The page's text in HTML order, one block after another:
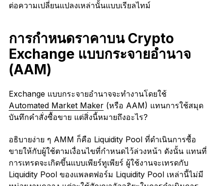
ต่อความเปลี่ยนแปลงเหล่านั้นแบบเรียลไทม์
การกำหนดราคาบน Crypto
Exchange แบบกระจายอำนาจ
(AAM)
Exchange แบบกระจายอำนาจจะทำงานโดยใช้
Automated Market Maker(หรือ AAM) แทนการใช้สมุด
บันทึกคำสั่งซื้อขาย แต่สิ่งนี้หมายถึงอะไร?
อธิบายง่าย ๆ AMM ก็คือ Liquidity Pool ที่ดำเนินการซื้อ
ขายให้กับผู้ใช้ตามเงื่อนไขที่กำหนดไว้ล่วงหน้า ดังนั้น แทนที่
การเทรดจะเกิดขึ้นแบบเพียร์ทูเพียร์ ผู้ใช้งานจะเทรดกับ
Liquidity Pool ของแพลตฟอร์ม Liquidity Pool เหล่านี้ไม่มี